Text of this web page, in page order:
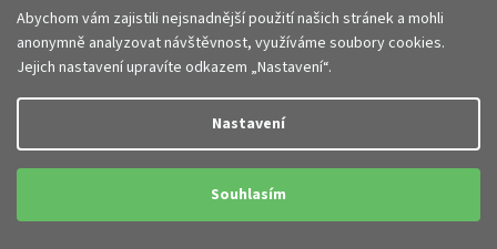
Abychom vám zajistili nejsnadnější použití našich stránek a mohli
anonymně analyzovat návštěvnost, využíváme soubory cookies.
Jejich nastavení upravíte odkazem „Nastavení“.
Nastavení
Souhlasím
Silikonové obaly– flexibilní a příjemné na dotek
Odolná pouzdra– maximální ochrana při pádech a náročném
používání
Správná volba zajistí ideální kombinaci ochrany, pohodlí i moderního
Přesné zpracování a perfektní kompatibilita
Všechnapouzdra a kryty na Samsung Galaxy S25 Ultrajsou